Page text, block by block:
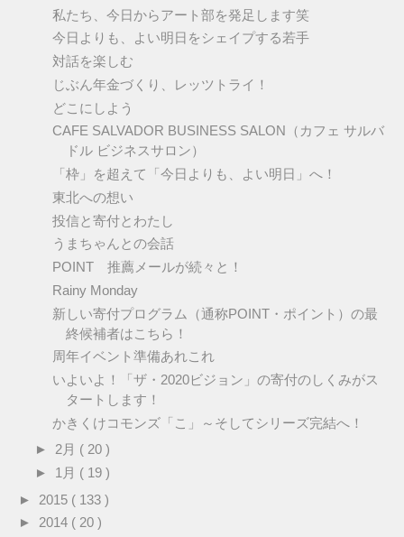
私たち、今日からアート部を発足します笑
今日よりも、よい明日をシェイプする若手
対話を楽しむ
じぶん年金づくり、レッツトライ！
どこにしよう
CAFE SALVADOR BUSINESS SALON（カフェ サルバ
ドル ビジネスサロン）
「枠」を超えて「今日よりも、よい明日」へ！
東北への想い
投信と寄付とわたし
うまちゃんとの会話
POINT 推薦メールが続々と！
Rainy Monday
新しい寄付プログラム（通称POINT・ポイント）の最
終候補者はこちら！
周年イベント準備あれこれ
いよいよ！「ザ・2020ビジョン」の寄付のしくみがス
タートします！
かきくけコモンズ「こ」～そしてシリーズ完結へ！
► 2月 ( 20 )
► 1月 ( 19 )
► 2015 ( 133 )
► 2014 ( 20 )